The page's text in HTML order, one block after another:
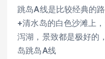
跳岛A线是比较经典的
+清水岛的白色沙滩上
泻湖，景致都是极好的
岛跳岛A线